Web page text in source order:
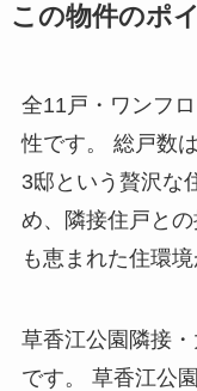
この物件のポ
全11戸・ワンフ
性です。 総戸数
3邸という贅沢な
め、隣接住戸と
も恵まれた住環
草香江公園隣接
です。 草香江公